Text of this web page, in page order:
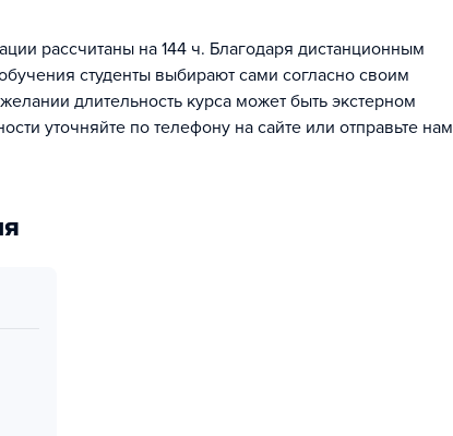
рассчитаны на 144 ч. Благодаря дистанционным
студенты выбирают сами согласно своим
длительность курса может быть экстерном
уточняйте по телефону на сайте или отправьте нам